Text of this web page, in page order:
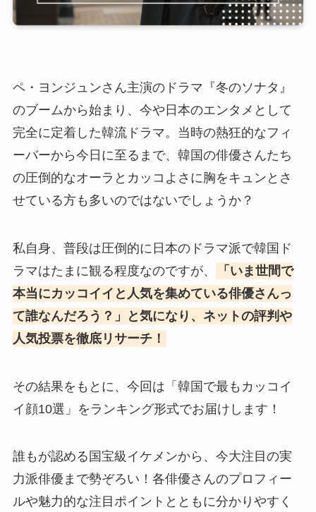
ペ・ヨンジュンさん主演のドラマ『冬のソナタ』
のブームから始まり、今や日本のエンタメとして
完全に定着した韓流ドラマ。当時の熱狂的なフィ
ーバーから今日に至るまで、韓国の俳優さんたち
の圧倒的なオーラとカッコよさに胸をキュンとさ
せている方も多いのではないでしょうか？
私自身、普段は圧倒的に日本のドラマ派で韓国ド
ラマはたまに観る程度なのですが、
「いま世間で
本当にカッコイイと人気を集めている俳優さんっ
て誰なんだろう？」と気になり、ネットの評判や
人気投票を徹底リサーチ！
その結果をもとに、今回は「韓国で最もカッコイ
イ顔10選」をランキング形式でお届けします！
誰もが認める国宝級イケメンから、今大注目の実
力派俳優まで勢ぞろい！各俳優さんのプロフィー
ルや魅力的な注目ポイントとともに分かりやすく